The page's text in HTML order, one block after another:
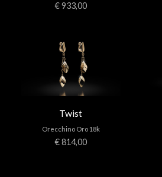
€ 933,00
Twist
Orecchino Oro 18k
€ 814,00